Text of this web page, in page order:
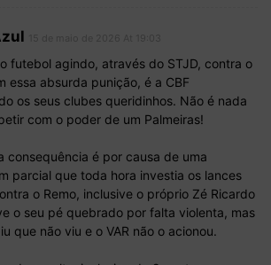
futebol agindo, através do STJD, contra o
essa absurda punição, é a CBF
os seus clubes queridinhos. Não é nada
com o poder de um Palmeiras!
consequência é por causa de uma
parcial que toda hora investia os lances
o Remo, inclusive o próprio Zé Ricardo
o seu pé quebrado por falta violenta, mas
que não viu e o VAR não o acionou.